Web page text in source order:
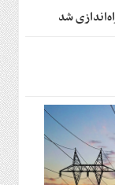
شد